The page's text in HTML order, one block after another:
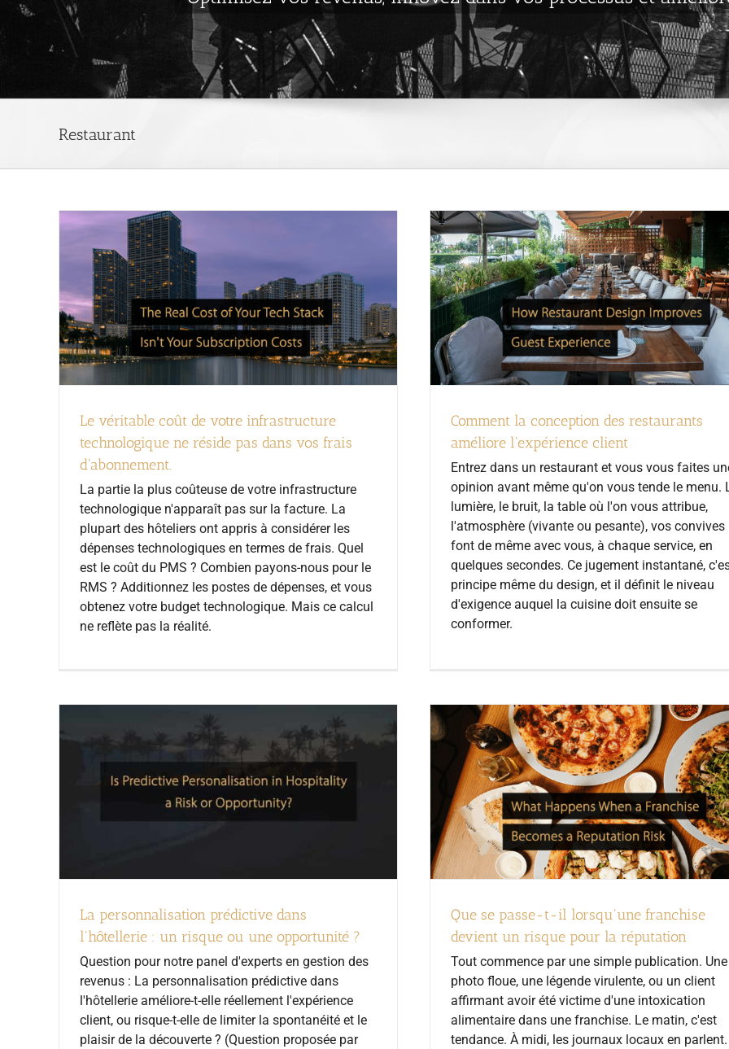
Restaurant
Le véritable coût de votre infrastructure
technologique ne réside pas dans vos frais
d'abonnement.
La partie la plus coûteuse de votre infrastructure
technologique n'apparaît pas sur la facture. La
plupart des hôteliers ont appris à considérer les
dépenses technologiques en termes de frais. Quel
est le coût du PMS ? Combien payons-nous pour le
RMS ? Additionnez les postes de dépenses, et vous
obtenez votre budget technologique. Mais ce calcul
ne reflète pas la réalité.
Comment la conception des restaurants
améliore l'expérience client
Entrez dans un restaurant et vous vous faites
opinion avant même qu'on vous tende le menu.
lumière, le bruit, la table où l'on vous attribue,
l'atmosphère (vivante ou pesante), vos convives
font de même avec vous, à chaque service, en
quelques secondes. Ce jugement instantané,
principe même du design, et il définit le niveau
d'exigence auquel la cuisine doit ensuite se
conformer.
La personnalisation prédictive dans
l'hôtellerie : un risque ou une opportunité ?
Question pour notre panel d'experts en gestion des
revenus : La personnalisation prédictive dans
l'hôtellerie améliore-t-elle réellement l'expérience
client, ou risque-t-elle de limiter la spontanéité et le
plaisir de la découverte ? (Question proposée par
Que se passe-t-il lorsqu'une franchise
devient un risque pour la réputation
Tout commence par une simple publication. Une
photo floue, une légende virulente, ou un client
affirmant avoir été victime d'une intoxication
alimentaire dans une franchise. Le matin, c'est
tendance. À midi, les journaux locaux en